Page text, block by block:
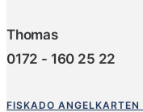
Thomas
0172 - 160 25 22
FISKADO ANGELKARTEN